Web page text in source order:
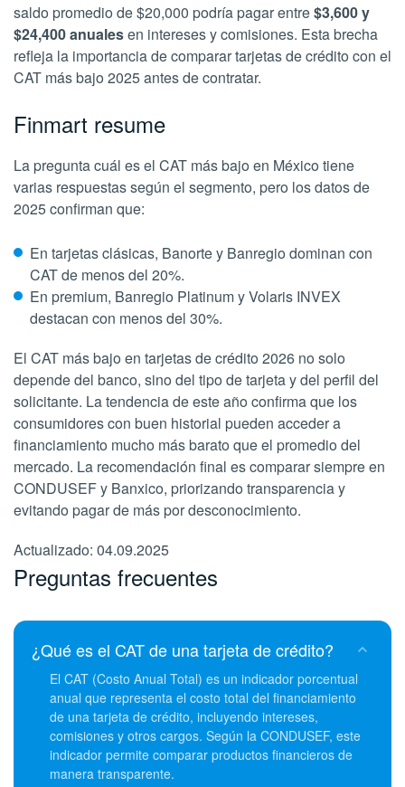
saldo promedio de $20,000 podría pagar entre$3,600 y
$24,400 anualesen intereses y comisiones. Esta brecha
refleja la importancia de comparar tarjetas de crédito con el
CAT más bajo 2025 antes de contratar.
Finmart resume
La pregunta cuál es el CAT más bajo en México tiene
varias respuestas según el segmento, pero los datos de
2025 confirman que:
En tarjetas clásicas, Banorte y Banregio dominan con
CAT de menos del 20%.
En premium, Banregio Platinum y Volaris INVEX
destacan con menos del 30%.
El CAT más bajo en tarjetas de crédito 2026 no solo
depende del banco, sino del tipo de tarjeta y del perfil del
solicitante. La tendencia de este año confirma que los
consumidores con buen historial pueden acceder a
financiamiento mucho más barato que el promedio del
mercado. La recomendación final es comparar siempre en
CONDUSEF y Banxico, priorizando transparencia y
evitando pagar de más por desconocimiento.
Actualizado: 04.09.2025
Preguntas frecuentes
¿Qué es el CAT de una tarjeta de crédito?
El CAT (Costo Anual Total) es un indicador porcentual
anual que representa el costo total del financiamiento
de una tarjeta de crédito, incluyendo intereses,
comisiones y otros cargos. Según la CONDUSEF, este
indicador permite comparar productos financieros de
manera transparente.